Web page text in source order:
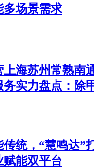
多场景需求
上海苏州常熟南
务实力盘点：除
传统，“慧鸣达”
赋能双平台